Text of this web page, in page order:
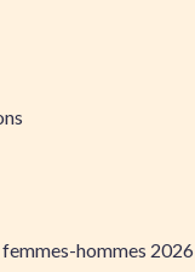
hommes 2026